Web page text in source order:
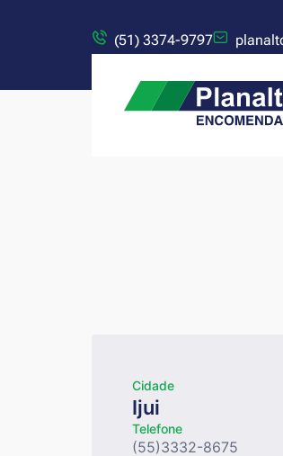
(51) 3374-9797
Cidade
Ijui
Telefone
(55)3332-8675